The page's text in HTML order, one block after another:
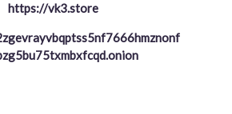
https://vk3.store